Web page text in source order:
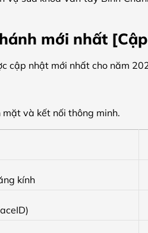
mới nhất
cập nhật mới nhất cho năm
và kết nối thông minh.
kính